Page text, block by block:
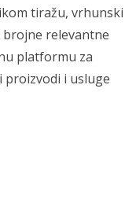
tiražu, vrhunski
relevantne
platformu za
proizvodi i usluge